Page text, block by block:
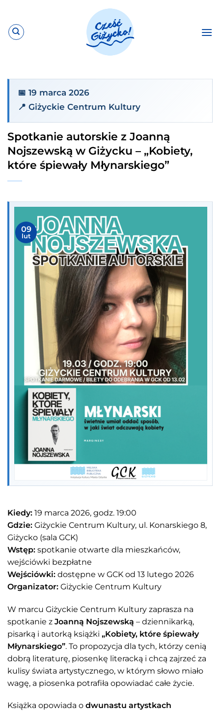
zawartości
📅 19 marca 2026
📍 Giżyckie Centrum Kultury
Spotkanie autorskie z Joanną
Nojszewską w Giżycku – „Kobiety,
które śpiewały Młynarskiego”
09
lut
Kiedy: 19 marca 2026, godz. 19:00
Gdzie: Giżyckie Centrum Kultury, ul. Konarskiego 8,
Giżycko (sala GCK)
Wstęp: spotkanie otwarte dla mieszkańców,
wejściówki bezpłatne
Wejściówki: dostępne w GCK od 13 lutego 2026
Organizator: Giżyckie Centrum Kultury
W marcu Giżyckie Centrum Kultury zaprasza na
spotkanie z Joanną Nojszewską – dziennikarką,
pisarką i autorką książki „Kobiety, które śpiewały
Młynarskiego”. To propozycja dla tych, którzy cenią
dobrą literaturę, piosenkę literacką i chcą zajrzeć za
kulisy świata artystycznego, w którym słowo miało
wagę, a piosenka potrafiła opowiadać całe życie.
Książka opowiada o dwunastu artystkach